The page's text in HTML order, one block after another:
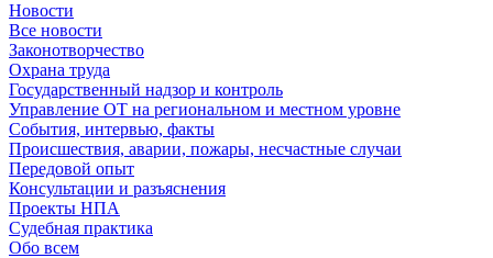
Новости
Все новости
Законотворчество
Охрана труда
Государственный надзор и контроль
Управление ОТ на региональном и местном уровне
События, интервью, факты
Происшествия, аварии, пожары, несчастные случаи
Передовой опыт
Консультации и разъяснения
Проекты НПА
Судебная практика
Обо всем